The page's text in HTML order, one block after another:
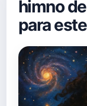
himno
para